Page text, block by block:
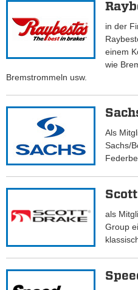
in der
einem
wie
Bremstrommeln usw.
Als
Sachs/
als
Group